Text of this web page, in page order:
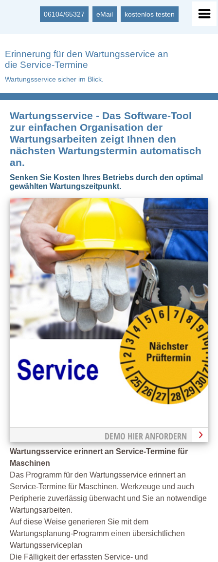
06104/65327 eMail kostenlos testen
Erinnerung für den Wartungsservice an
die Service-Termine
Wartungsservice sicher im Blick.
Wartungsservice - Das Software-Tool
zur einfachen Organisation der
Wartungsarbeiten zeigt Ihnen den
nächsten Wartungstermin automatisch
an.
Senken Sie Kosten Ihres Betriebs durch den optimal
gewählten Wartungszeitpunkt.
DEMO HIER ANFORDERN
Wartungsservice erinnert an Service-Termine für
Maschinen
Das Programm für den Wartungsservice erinnert an
Service-Termine für Maschinen, Werkzeuge und auch
Peripherie zuverlässig überwacht und Sie an notwendige
Wartungsarbeiten.
Auf diese Weise generieren Sie mit dem
Wartungsplanung-Programm einen übersichtlichen
Wartungsserviceplan
Die Fälligkeit der erfassten Service- und